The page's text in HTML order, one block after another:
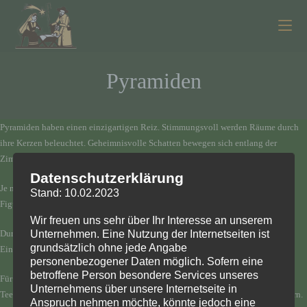
Inhalt
springen
Pyramiden
Pyramiden haben einen einzigartigen Reiz. Stimmungsvoll werden Räume durch
ihre Kerzen beleuchtet. Geheimnisvolle Schatten bewegen sich entlang der
Zimmerdecke und lautlos huschen die Figuren am Betrachter vorüber.
Je nach Größe und Ausführung sind unsere Pyramiden mit unterschiedlichen
Figuren bestückt.
Durch die eine veränderbare Schrägstellung der Flügel können Sie direkten
Einfluß auf die Drehgeschwindigkeit nehmen.
Für alle unsere Pyramiden bieten wir Ihnen Teelichteinschübe und
Teelichtaufsätze. Diese ermöglichen den kostengünstigen Betrieb mit Teelichtern.
Datenschutzerklärung
Stand: 10.02.2023
Wir freuen uns sehr über Ihr Interesse an unserem
Unternehmen. Eine Nutzung der Internetseiten ist
grundsätzlich ohne jede Angabe
personenbezogener Daten möglich. Sofern eine
betroffene Person besondere Services unseres
Unternehmens über unsere Internetseite in
Anspruch nehmen möchte, könnte jedoch eine